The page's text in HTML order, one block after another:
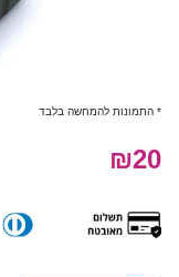
* התמונות להמחשה בלבד
₪20